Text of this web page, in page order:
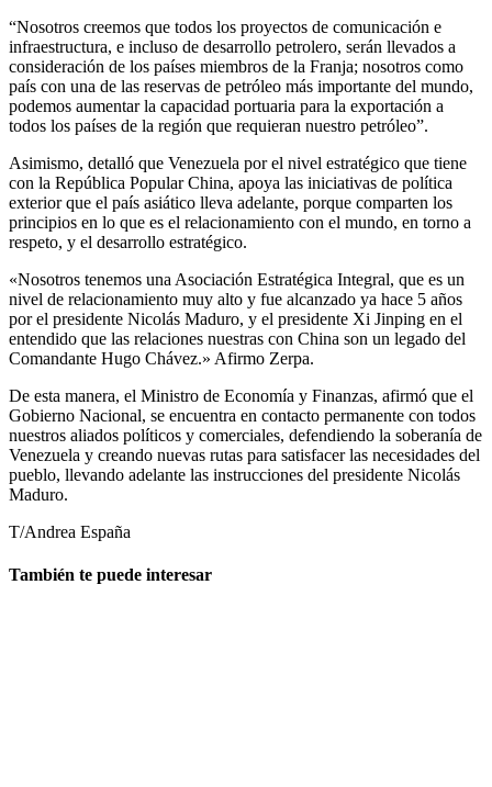
“Nosotros creemos que todos los proyectos de comunicación e
infraestructura, e incluso de desarrollo petrolero, serán llevados a
consideración de los países miembros de la Franja; nosotros como
país con una de las reservas de petróleo más importante del mundo,
podemos aumentar la capacidad portuaria para la exportación a
todos los países de la región que requieran nuestro petróleo”.
Asimismo, detalló que Venezuela por el nivel estratégico que tiene
con la República Popular China, apoya las iniciativas de política
exterior que el país asiático lleva adelante, porque comparten los
principios en lo que es el relacionamiento con el mundo, en torno a
respeto, y el desarrollo estratégico.
«Nosotros tenemos una Asociación Estratégica Integral, que es un
nivel de relacionamiento muy alto y fue alcanzado ya hace 5 años
por el presidente Nicolás Maduro, y el presidente Xi Jinping en el
entendido que las relaciones nuestras con China son un legado del
Comandante Hugo Chávez.» Afirmo Zerpa.
De esta manera, el Ministro de Economía y Finanzas, afirmó que el
Gobierno Nacional, se encuentra en contacto permanente con todos
nuestros aliados políticos y comerciales, defendiendo la soberanía de
Venezuela y creando nuevas rutas para satisfacer las necesidades del
pueblo, llevando adelante las instrucciones del presidente Nicolás
Maduro.
T/Andrea España
También te puede interesar